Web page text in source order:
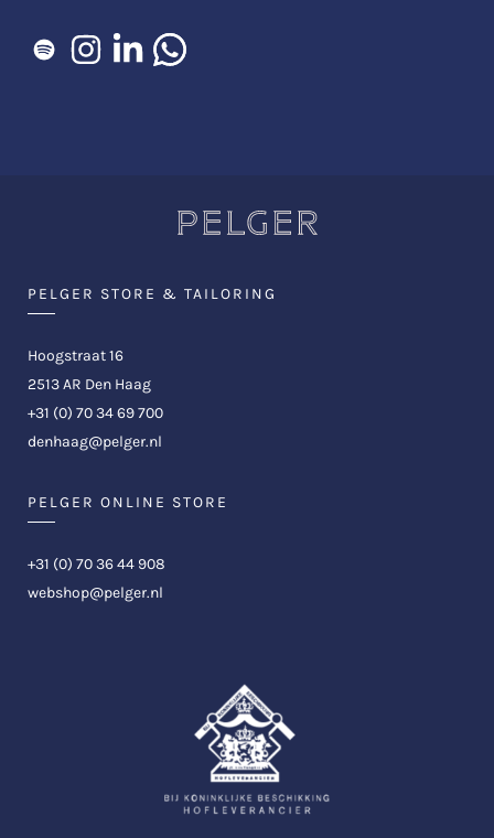
PELGER STORE & TAILORING
Hoogstraat 16
2513 AR Den Haag
+31 (0) 70 34 69 700
denhaag@pelger.nl
PELGER ONLINE STORE
+31 (0) 70 36 44 908
webshop@pelger.nl